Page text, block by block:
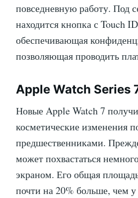
повседневную работу. Под
находится кнопка с Touch
обеспечивающая
позволяющая проводить
Apple Watch Series
Новые Apple Watch 7
косметические изменения
предшественниками.
может похвастаться
экраном. Его общая
почти на 20% больше, чем